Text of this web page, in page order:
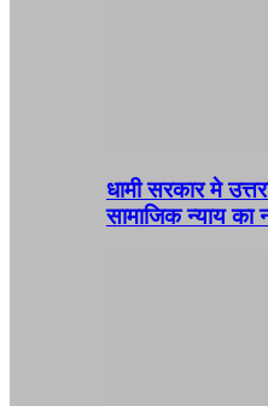
धामी सरकार मे
सामाजिक न्याय का